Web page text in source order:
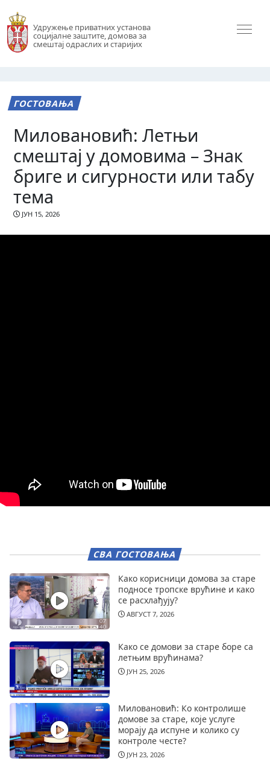
Удружење приватних установа
социјалне заштите, домова за
смештај одраслих и старијих
ГОСТОВАЊА
Миловановић: Летњи
смештај у домовима – Знак
бриге и сигурности или табу
тема
ЈУН 15, 2026
СВА ГОСТОВАЊА
Како корисници домова за старе
подносе тропске врућине и како
се расхлађују?
АВГУСТ 7, 2026
Како се домови за старе боре са
летњим врућинама?
ЈУН 25, 2026
Миловановић: Ко контролише
домове за старе, које услуге
морају да испуне и колико су
контроле честе?
ЈУН 23, 2026